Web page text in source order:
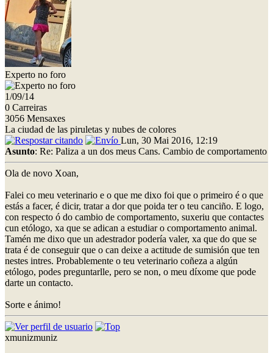
Experto no foro
1/09/14
0 Carreiras
3056 Mensaxes
La ciudad de las piruletas y nubes de colores
Lun, 30 Mai 2016, 12:19
Asunto: Re: Paliza a un dos meus Cans. Cambio de comportamento
Ola de novo Xoan,
Falei co meu veterinario e o que me dixo foi que o primeiro é o que
estás a facer, é dicir, tratar a dor que poida ter o teu canciño. E logo,
con respecto ó do cambio de comportamento, suxeriu que contactes
cun etólogo, xa que se adican a estudiar o comportamento animal.
Tamén me dixo que un adestrador podería valer, xa que do que se
trata é de conseguir que o can deixe a actitude de sumisión que ten
nestes intres. Probablemente o teu veterinario coñeza a algún
etólogo, podes preguntarlle, pero se non, o meu díxome que pode
darte un contacto.
Sorte e ánimo!
xmunizmuniz